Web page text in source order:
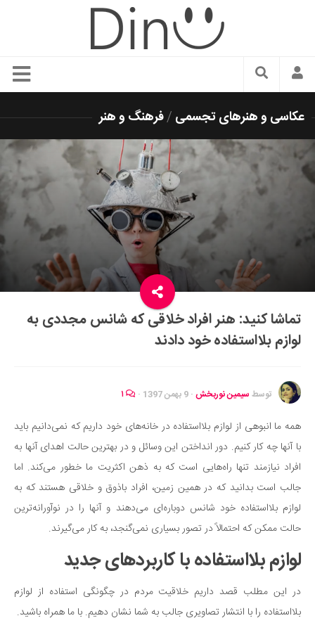
سبک زندگی
زیبایی و آرایش
دکوراسیون و چیدمان
رستوران گردی
آشپزی
سفر و گردشگری
ایران گردی
جهان گردی
موفقیت و مهارت‌های فردی
تغذیه سالم
بهداشت
بیماری و درمان
کودک و مادر
ورزش و تندرستی
روانشناسی
فرهنگ و هنر
عکاسی و هنرهای تجسمی /فرهنگ و هنر
تماشا کنید: هنر افراد خلاقی که شانس مجددی به
لوازم بلااستفاده خود دادند
توسط سیمین نوربخش · 9 بهمن 1397 ·
همه ما انبوهی از لوازم بلااستفاده در خانه‌های خود داریم که نمی‌دانیم باید
با آنها چه کار کنیم. دور انداختن این وسائل و در بهترین حالت اهدای آنها به
افراد نیازمند تنها راه‌هایی است که به ذهن اکثریت ما خطور می‌کند. اما
جالب است بدانید که در همین زمین، افراد باذوق و خلاقی هستند که به
لوازم بلااستفاده خود شانس دوباره‌ای می‌دهند و آنها را در نوآورانه‌ترین
حالت ممکن که احتمالاً در تصور بسیاری نمی‌گنجد، به کار می‌گیرند.
لوازم بلااستفاده با کاربردهای جدید
در این مطلب قصد داریم خلاقیت مردم در چگونگی استفاده از لوازم
بلااستفاده را با انتشار تصاویری جالب به شما نشان دهیم. با ما همراه باشید.